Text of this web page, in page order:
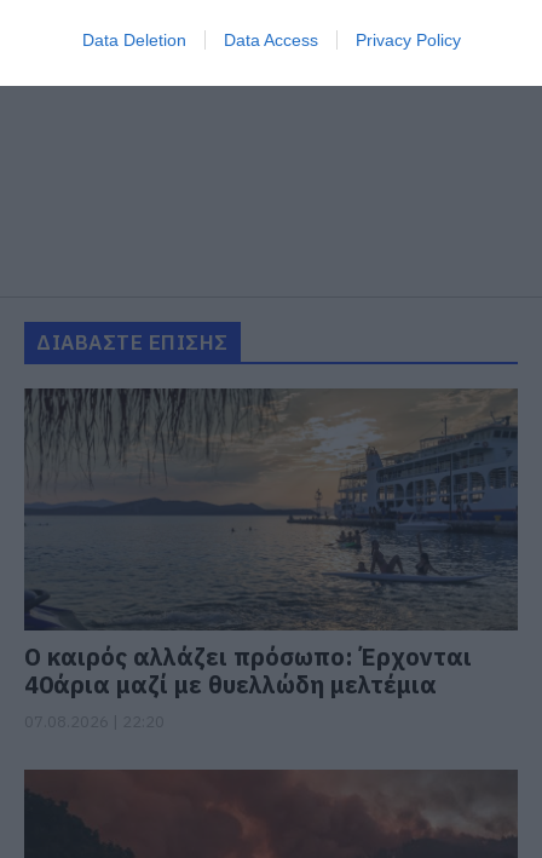
Data Deletion Data Access Privacy Policy
ΔΙΑΒΑΣΤΕ ΕΠΙΣΗΣ
Ο καιρός αλλάζει πρόσωπο: Έρχονται
40άρια μαζί με θυελλώδη μελτέμια